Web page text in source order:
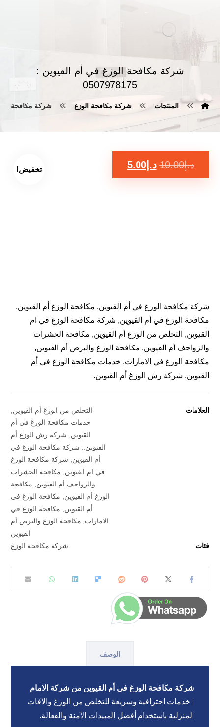
شركة مكافحة الوزغ في أم القيوين :
0507978175
المنتجات شركة مكافحة الوزغ شركة مكافحة الوزغ في
تخفيض! د.إ10.00 د.إ5.00
شركة مكافحة الوزغ في أم القيوين, مكافحة الوزغ أم القيوين,
مكافحة الوزغ في أم القيوين, شركة مكافحة الوزغ في ام
القيوين, التخلص من الوزغ أم القيوين, مكافحة الحشرات
والزواحف أم القيوين, مكافحة الوزغ والبرص أم القيوين,
مكافحة الوزغ في الامارات, خدمات مكافحة الوزغ في أم
القيوين, شركة رش الوزغ أم القيوين.
العلامات التخلص من الوزغ أم القيوين
خدمات مكافحة الوزغ في أم
القيوين
شركة رش الوزغ أم
القيوين.
شركة مكافحة الوزغ في
أم القيوين
شركة مكافحة الوزغ
في ام القيوين
مكافحة الحشرات
والزواحف أم القيوين
مكافحة
الوزغ أم القيوين
مكافحة الوزغ في
أم القيوين
مكافحة الوزغ في
الامارات
مكافحة الوزغ والبرص أم
القيوين
فئات
شركة مكافحة الوزغ
الوصف
شركة مكافحة الوزغ في أم القيوين من شركة الامام
| خدمات احترافية وسريعة للتخلص من الوزغ والآفات
المنزلية باستخدام أفضل المبيدات الآمنة والفعالة.